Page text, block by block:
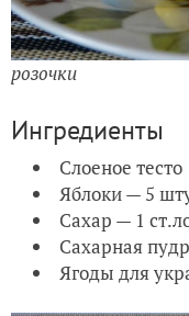
розочки
Ингредиенты
Слоеное тесто
Яблоки — 5
Сахар — 1
Сахарная
Ягоды для